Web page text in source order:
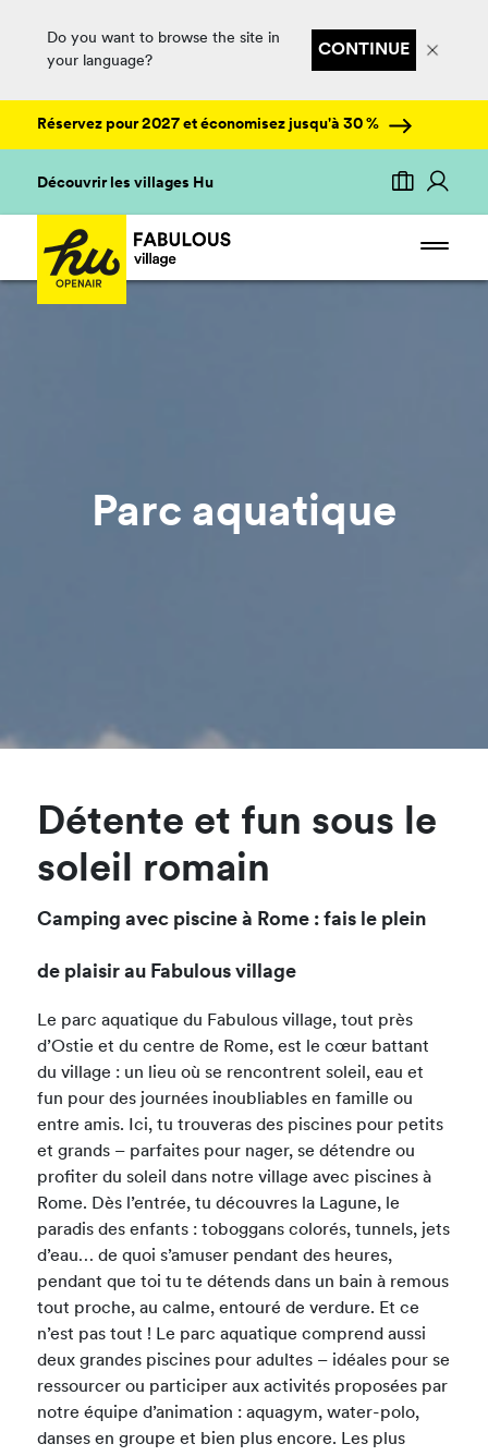
Do you want to browse the site in
your language?
CONTINUE
Réservez pour 2027 et économisez jusqu'à 30 %
Découvrir les villages Hu
Parc aquatique
Détente et fun sous le
soleil romain
Camping avec piscine à Rome : fais le plein
de plaisir au Fabulous village
Le parc aquatique du Fabulous village, tout près
d’Ostie et du centre de Rome, est le cœur battant
du village : un lieu où se rencontrent soleil, eau et
fun pour des journées inoubliables en famille ou
entre amis. Ici, tu trouveras des piscines pour petits
et grands – parfaites pour nager, se détendre ou
profiter du soleil dans notre village avec piscines à
Rome. Dès l’entrée, tu découvres la Lagune, le
paradis des enfants : toboggans colorés, tunnels, jets
d’eau… de quoi s’amuser pendant des heures,
pendant que toi tu te détends dans un bain à remous
tout proche, au calme, entouré de verdure. Et ce
n’est pas tout ! Le parc aquatique comprend aussi
deux grandes piscines pour adultes – idéales pour se
ressourcer ou participer aux activités proposées par
notre équipe d’animation : aquagym, water-polo,
danses en groupe et bien plus encore. Les plus